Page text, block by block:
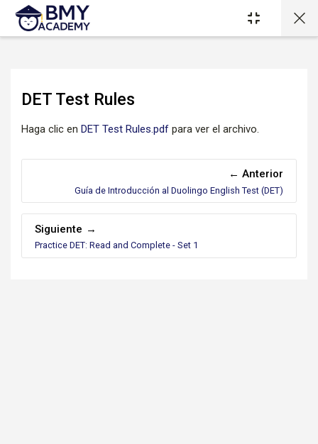
Salta al contenido principal
DET Test Rules
Requisitos de finalización
Haga clic en DET Test Rules.pdf para ver el archivo.
Anterior
Guía de Introducción al Duolingo English Test (DET)
Siguiente
Practice DET: Read and Complete - Set 1